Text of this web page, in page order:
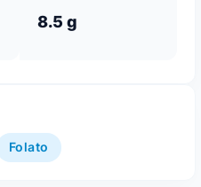
8.5 g
Folato